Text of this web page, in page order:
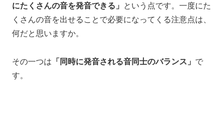
にたくさんの音を発音できる」
という点です。一度にた
くさんの音を出せることで必要になってくる注意点は、
何だと思いますか。
その一つは 「同時に発音される音同士のバランス」 で
す。